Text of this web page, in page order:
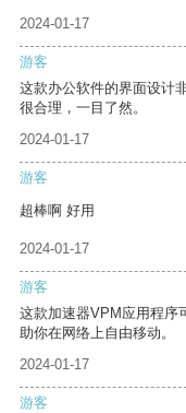
2024-01-17
游客
这款办公软件的界面设计
很合理，一目了然。
2024-01-17
游客
超棒啊 好用
2024-01-17
游客
这款加速器VPM应用程序
助你在网络上自由移动。
2024-01-17
游客